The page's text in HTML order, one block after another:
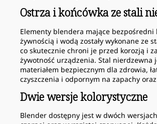
Ostrza i końcówka ze stali
Elementy blendera mające bezpośredni
żywnością i wodą zostały wykonane ze
co skutecznie chroni je przed korozją i
żywotność urządzenia. Stal nierdzewna
materiałem bezpiecznym dla zdrowia,
czyszczenia i odpornym na zapachy
Dwie wersje kolorystyczne
Blender dostępny jest w dwóch